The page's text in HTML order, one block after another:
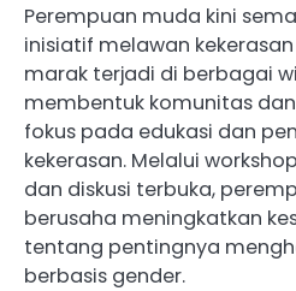
Perempuan muda kini
inisiatif melawan
marak terjadi di berbagai
membentuk komunitas
fokus pada edukasi dan
kekerasan. Melalui
dan diskusi terbuka,
berusaha meningkatkan
tentang pentingnya
berbasis gender.